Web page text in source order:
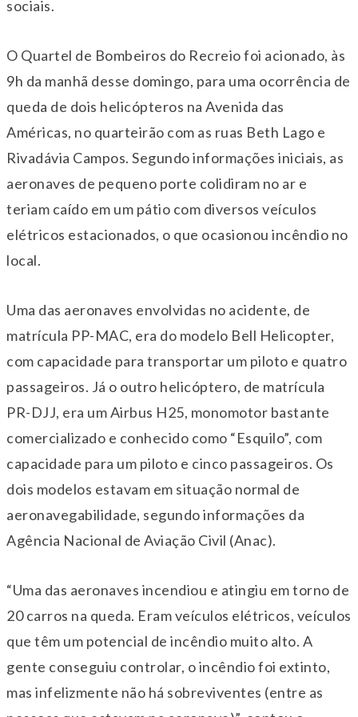
sociais.
O Quartel de Bombeiros do Recreio foi acionado, às
9h da manhã desse domingo, para uma ocorrência de
queda de dois helicópteros na Avenida das
Américas, no quarteirão com as ruas Beth Lago e
Rivadávia Campos. Segundo informações iniciais, as
aeronaves de pequeno porte colidiram no ar e
teriam caído em um pátio com diversos veículos
elétricos estacionados, o que ocasionou incêndio no
local.
Uma das aeronaves envolvidas no acidente, de
matrícula PP-MAC, era do modelo Bell Helicopter,
com capacidade para transportar um piloto e quatro
passageiros. Já o outro helicóptero, de matrícula
PR-DJJ, era um Airbus H25, monomotor bastante
comercializado e conhecido como “Esquilo”, com
capacidade para um piloto e cinco passageiros. Os
dois modelos estavam em situação normal de
aeronavegabilidade, segundo informações da
Agência Nacional de Aviação Civil (Anac).
“Uma das aeronaves incendiou e atingiu em torno de
20 carros na queda. Eram veículos elétricos, veículos
que têm um potencial de incêndio muito alto. A
gente conseguiu controlar, o incêndio foi extinto,
mas infelizmente não há sobreviventes (entre as